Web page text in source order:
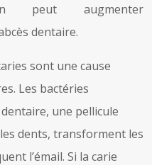
peut augmenter
dentaire.
sont une cause
Les bactéries
une pellicule
dents, transforment les
l’émail. Si la carie